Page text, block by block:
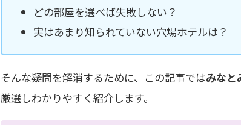
どの部屋を選べば失敗しない？
実はあまり知られていない穴場ホテルは？
そんな疑問を解消するために、この記事ではみなと
厳選しわかりやすく紹介します。